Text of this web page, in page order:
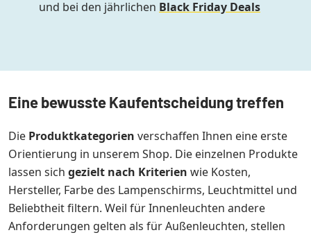
und bei den jährlichen Black Friday Deals
Eine bewusste Kaufentscheidung treffen
Die Produktkategorien verschaffen Ihnen eine erste
Orientierung in unserem Shop. Die einzelnen Produkte
lassen sich gezielt nach Kriterien wie Kosten,
Hersteller, Farbe des Lampenschirms, Leuchtmittel und
Beliebtheit filtern. Weil für Innenleuchten andere
Anforderungen gelten als für Außenleuchten, stellen